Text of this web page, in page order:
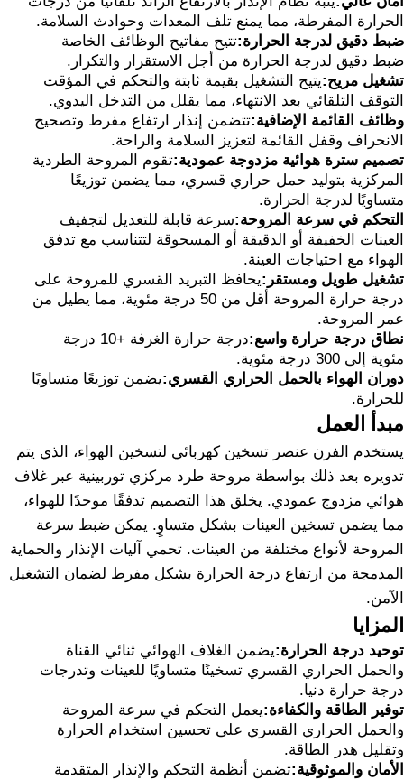
الحرارة المفرطة، مما يمنع تلف المعدات وحوادث السلامة.
ضبط دقيق لدرجة الحرارة:تتيح مفاتيح الوظائف الخاصة
ضبط دقيق لدرجة الحرارة من أجل الاستقرار والتكرار.
تشغيل مريح:يتيح التشغيل بقيمة ثابتة والتحكم في المؤقت
التوقف التلقائي بعد الانتهاء، مما يقلل من التدخل اليدوي.
وظائف القائمة الإضافية:تتضمن إنذار ارتفاع مفرط وتصحيح
الانحراف وقفل القائمة لتعزيز السلامة والراحة.
تصميم سترة هوائية مزدوجة عمودية:تقوم المروحة الطردية
المركزية بتوليد حمل حراري قسري، مما يضمن توزيعًا
متساويًا لدرجة الحرارة.
التحكم في سرعة المروحة:سرعة قابلة للتعديل لتجفيف
العينات الخفيفة أو الدقيقة أو المسحوقة لتتناسب مع تدفق
الهواء مع احتياجات العينة.
تشغيل طويل ومستقر:يحافظ التبريد القسري للمروحة على
درجة حرارة المروحة أقل من 50 درجة مئوية، مما يطيل من
عمر المروحة.
نطاق درجة حرارة واسع:
درجة حرارة الغرفة +10 درجة
مئوية إلى 300 درجة مئوية.
دوران الهواء بالحمل الحراري القسري:يضمن توزيعًا متساويًا
للحرارة.
مبدأ العمل
يستخدم الفرن عنصر تسخين كهربائي لتسخين الهواء، الذي يتم
تدويره بعد ذلك بواسطة مروحة طرد مركزي توربينية عبر غلاف
هوائي مزدوج عمودي. يخلق هذا التصميم تدفقًا موحدًا للهواء،
مما يضمن تسخين العينات بشكل متساوٍ. يمكن ضبط سرعة
المروحة لأنواع مختلفة من العينات. تحمي آليات الإنذار والحماية
المدمجة من ارتفاع درجة الحرارة بشكل مفرط لضمان التشغيل
الآمن.
المزايا
توحيد درجة الحرارة:يضمن الغلاف الهوائي ثنائي القناة
والحمل الحراري القسري تسخينًا متساويًا للعينات وتدرجات
درجة حرارة دنيا.
توفير الطاقة والكفاءة:يعمل التحكم في سرعة المروحة
والحمل الحراري القسري على تحسين استخدام الحرارة
وتقليل هدر الطاقة.
الأمان والموثوقية:تضمن أنظمة التحكم والإنذار المتقدمة